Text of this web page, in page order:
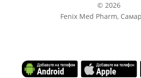
© 2026
Fenix Med Pharm,